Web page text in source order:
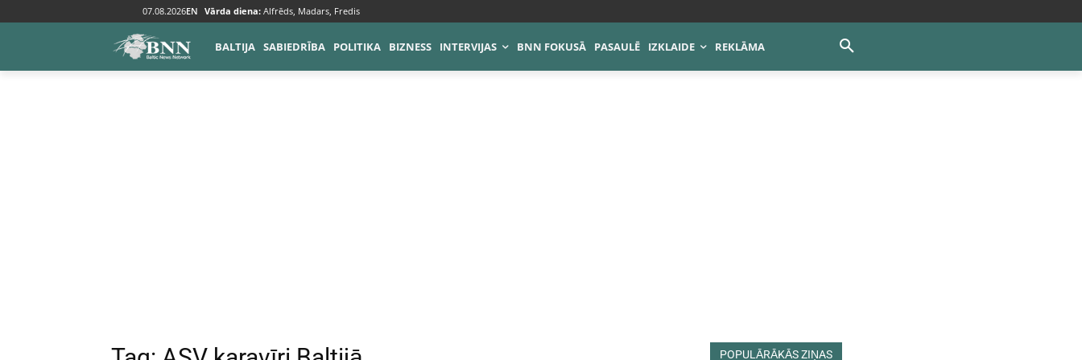
07.08.2026EN Vārda diena: Alfrēds, Madars, Fredis
BALTIJA SABIEDRĪBA POLITIKA BIZNESS INTERVIJAS BNN FOKUSĀ PASAULĒ IZKLAIDE REKLĀMA
Tags ASV karavīri Baltijā
POPULĀRĀKĀS ZIŅAS